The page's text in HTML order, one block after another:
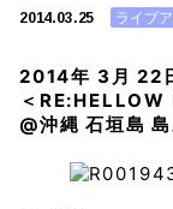
2014.03.25 ライブ
2014年 3月 22
＜
@沖縄 石垣島